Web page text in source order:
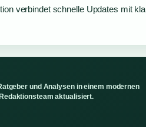
verbindet schnelle Updates mit
und Analysen in einem modernen
aktualisiert.